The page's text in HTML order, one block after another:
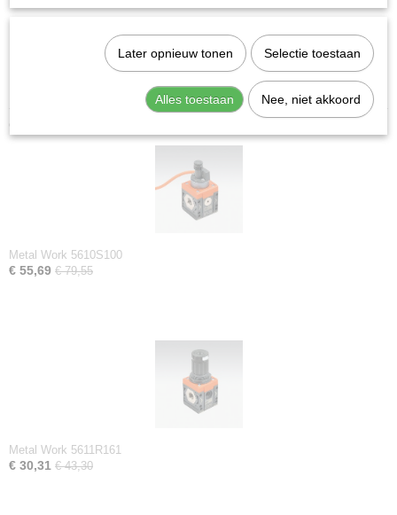
50 °C
-10 °C
Metal Work 5610S100
€ 55,69 € 79,55
Metal Work 5611R161
€ 30,31 € 43,30
Later opnieuw tonen Selectie toestaan
Alles toestaan Nee, niet akkoord